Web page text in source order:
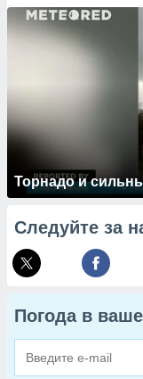
Торнадо и
Следуйте за
Погода в